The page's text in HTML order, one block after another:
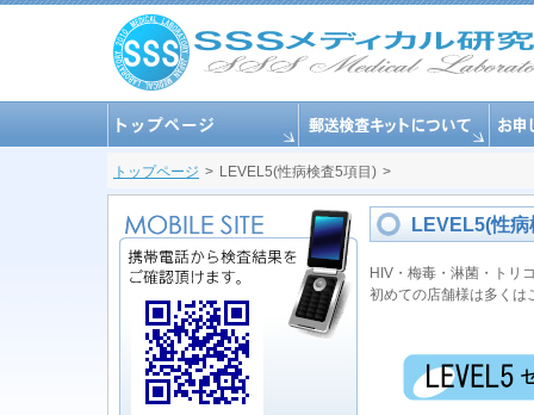
トップページ LEVEL5(性病検査5項目)
LEVEL5(性
HIV・梅毒・淋菌・トリ
初めての店舗様は多くは